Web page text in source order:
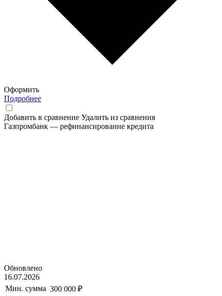
Оформить
Подробнее
Добавить в сравнение Удалить из сравнения
Газпромбанк — рефинансирование кредита
Обновлено
16.07.2026
Мин. сумма 300 000 ₽